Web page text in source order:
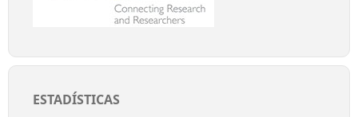
ESTADÍSTICAS